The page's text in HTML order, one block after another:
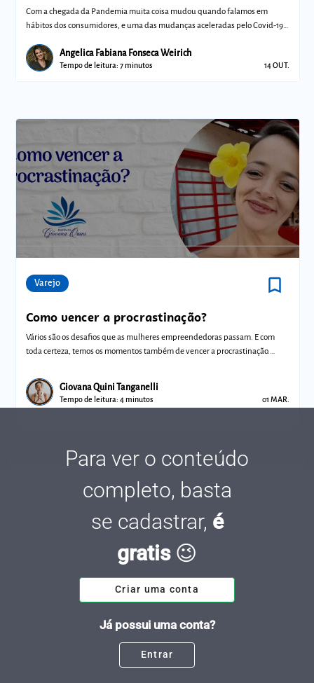
Com a chegada da Pandemia muita coisa mudou quando falamos em
hábitos dos consumidores, e uma das mudanças aceleradas pelo Covid-19
Angelica Fabiana Fonseca Weirich
Tempo de leitura: 7 minutos 14 OUT.
Varejo bookmark_border
Como vencer a procrastinação?
Vários são os desafios que as mulheres empreendedoras passam. E com
toda certeza, temos os momentos também de vencer a procrastinação.
Giovana Quini Tanganelli
Tempo de leitura: 4 minutos 01 MAR.
Para ver o conteúdo
completo, basta
se cadastrar, é
gratis😉
Criar uma conta
Já possui uma conta?
Entrar